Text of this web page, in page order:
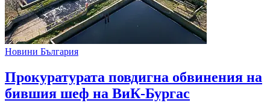
Новини България
Прокуратурата повдигна обвинения на
бившия шеф на ВиК-Бургас